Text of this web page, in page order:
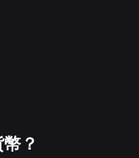
？